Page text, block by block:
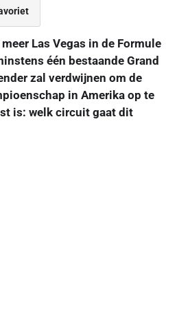
Las Vegas in de Formule
één bestaande Grand
zal verdwijnen om de
in Amerika op te
is: welk circuit gaat dit